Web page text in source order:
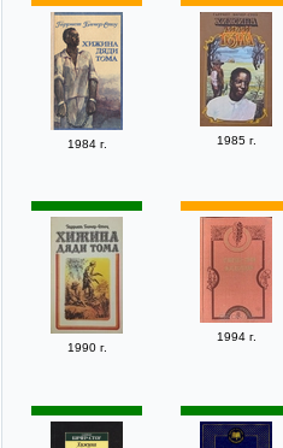
1984 г. 1985 г.
1990 г.
1994 г.